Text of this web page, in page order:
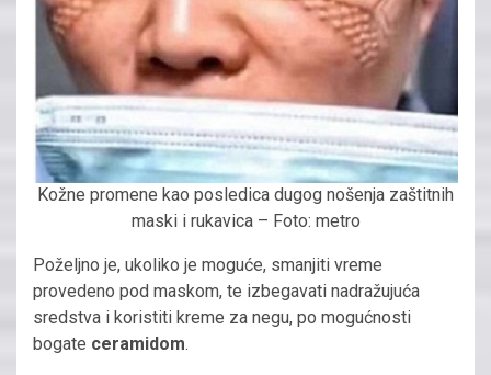
Kožne promene kao posledica dugog nošenja zaštitnih
maski i rukavica – Foto: metro
Poželjno je, ukoliko je moguće, smanjiti vreme
provedeno pod maskom, te izbegavati nadražujuća
sredstva i koristiti kreme za negu, po mogućnosti
bogate ceramidom.